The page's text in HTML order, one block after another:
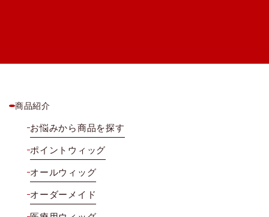
商品紹介
お悩みから商品を探す
ポイントウィッグ
オールウィッグ
オーダーメイド